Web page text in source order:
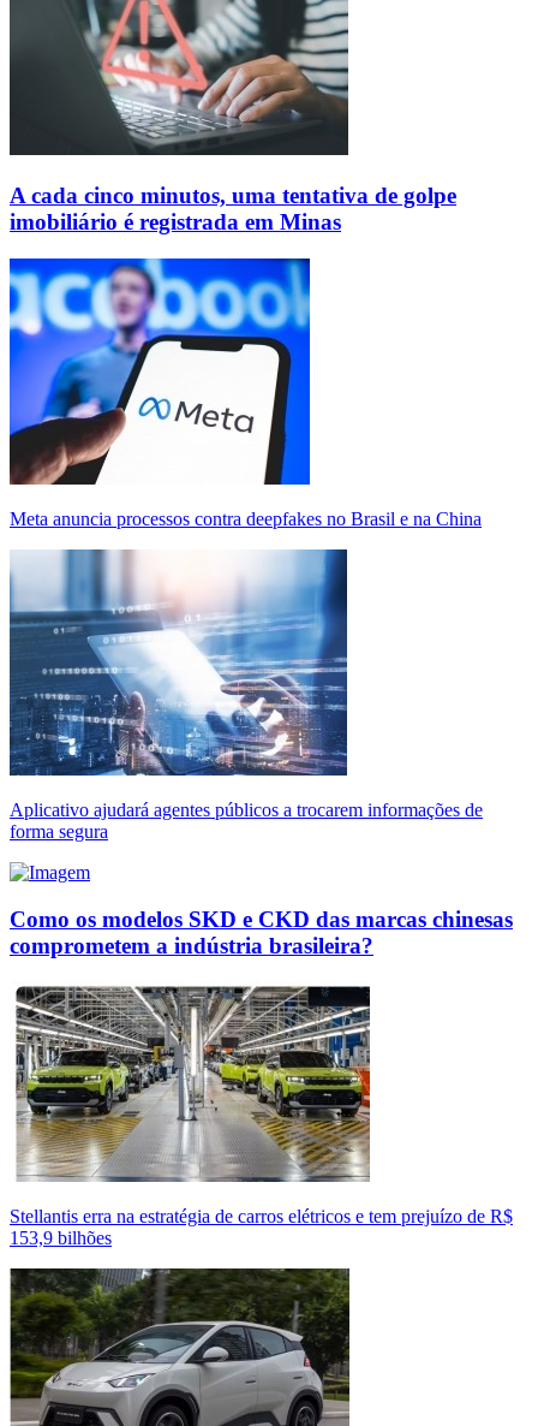
A cada cinco minutos, uma tentativa de golpe
imobiliário é registrada em Minas
Meta anuncia processos contra deepfakes no Brasil e na China
Aplicativo ajudará agentes públicos a trocarem informações de
forma segura
Como os modelos SKD e CKD das marcas chinesas
comprometem a indústria brasileira?
Stellantis erra na estratégia de carros elétricos e tem prejuízo de R$
153,9 bilhões